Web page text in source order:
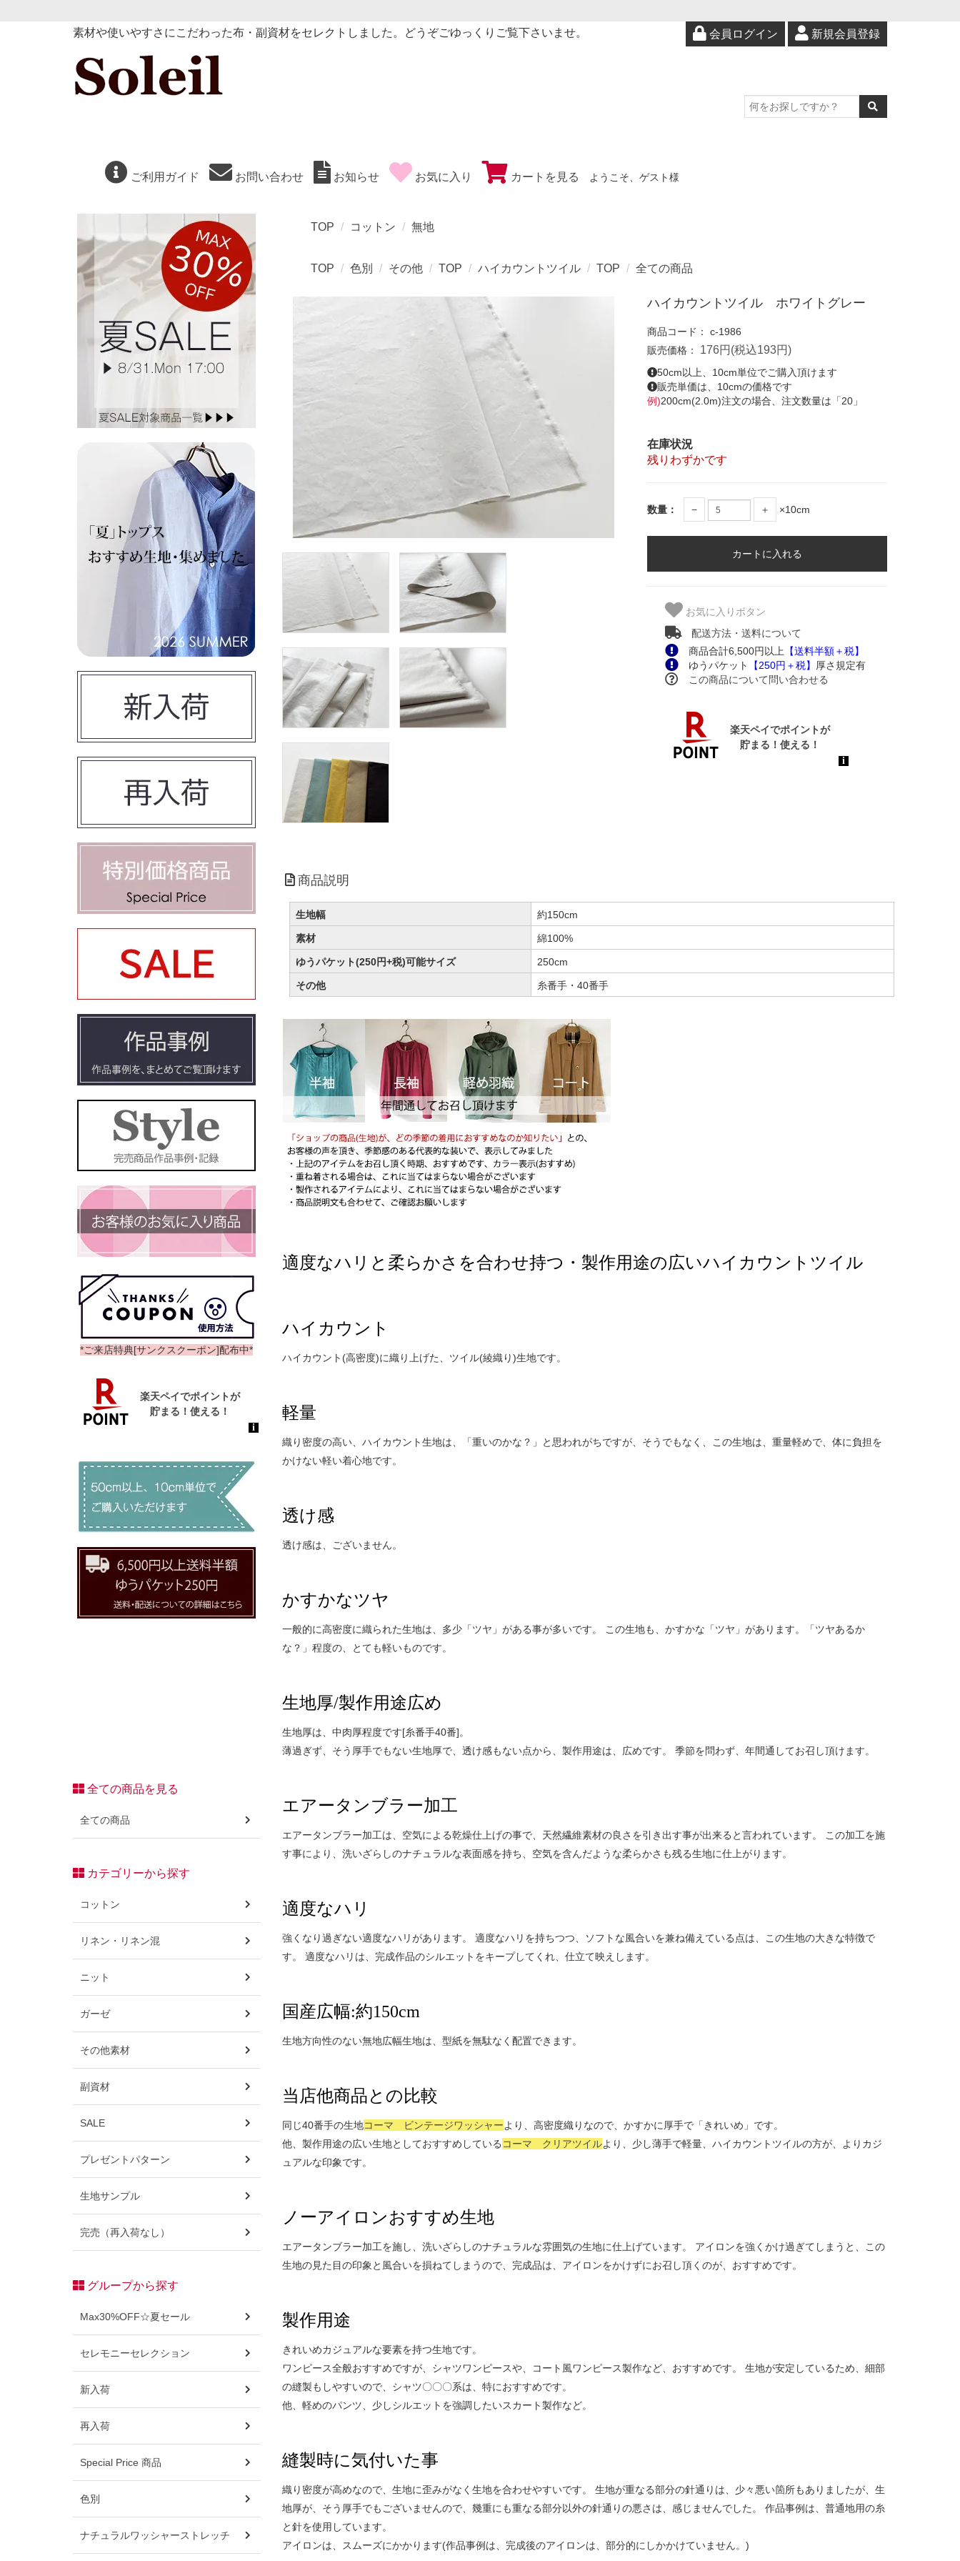
会員ログイン 新規会員登録
素材や使いやすさにこだわった布・副資材をセレクトしました。どうぞごゆっくりご覧下さいませ。
ご利用ガイド お問い合わせ お知らせ お気に入り カートを見る ようこそ、ゲスト様
TOP コットン 無地
TOP 色別 その他 TOP ハイカウントツイル TOP 全ての商品
ハイカウントツイル ホワイトグレー
商品コード：
c-1986
販売価格：
176円(税込193円)
50cm以上、10cm単位でご購入頂けます
販売単価は、10cmの価格です
例)200cm(2.0m)注文の場合、注文数量は「20」
在庫状況
残りわずかです
数量： − ＋ ×10cm
お気に入りボタン
配送方法・送料について
商品合計6,500円以上
【送料半額＋税】
ゆうパケット
【250円＋税】
厚さ規定有
この商品について問い合わせる
商品説明
生地幅 約150cm
素材 綿100%
ゆうパケット(250円+税)可能サイズ 250cm
その他 糸番手・40番手
適度なハリと柔らかさを合わせ持つ・製作用途の広いハイカウントツイル
ハイカウント
ハイカウント(高密度)に織り上げた、ツイル(綾織り)生地です。
軽量
織り密度の高い、ハイカウント生地は、「重いのかな？」と思われがちですが、そうでもなく、この生地は、重量軽めで、体に負担を
かけない軽い着心地です。
透け感
透け感は、ございません。
かすかなツヤ
一般的に高密度に織られた生地は、多少「ツヤ」がある事が多いです。 この生地も、かすかな「ツヤ」があります。「ツヤあるか
な？」程度の、とても軽いものです。
生地厚/製作用途広め
生地厚は、中肉厚程度です[糸番手40番]。
薄過ぎず、そう厚手でもない生地厚で、透け感もない点から、製作用途は、広めです。 季節を問わず、年間通してお召し頂けます。
エアータンブラー加工
エアータンブラー加工は、空気による乾燥仕上げの事で、天然繊維素材の良さを引き出す事が出来ると言われています。 この加工を施
す事により、洗いざらしのナチュラルな表面感を持ち、空気を含んだような柔らかさも残る生地に仕上がります。
適度なハリ
強くなり過ぎない適度なハリがあります。 適度なハリを持ちつつ、ソフトな風合いを兼ね備えている点は、この生地の大きな特徴で
す。 適度なハリは、完成作品のシルエットをキープしてくれ、仕立て映えします。
国産広幅:約150cm
生地方向性のない無地広幅生地は、型紙を無駄なく配置できます。
当店他商品との比較
同じ40番手の生地コーマ ビンテージワッシャーより、高密度織りなので、かすかに厚手で「きれいめ」です。
他、製作用途の広い生地としておすすめしている コーマ クリアツイルより、少し薄手で軽量、ハイカウントツイルの方が、よりカジ
ュアルな印象です。
ノーアイロンおすすめ生地
エアータンブラー加工を施し、洗いざらしのナチュラルな雰囲気の生地に仕上げています。 アイロンを強くかけ過ぎてしまうと、この
生地の見た目の印象と風合いを損ねてしまうので、完成品は、アイロンをかけずにお召し頂くのが、おすすめです。
製作用途
きれいめカジュアルな要素を持つ生地です。
ワンピース全般おすすめですが、シャツワンピースや、コート風ワンピース製作など、おすすめです。 生地が安定しているため、細部
の縫製もしやすいので、シャツ〇〇〇系は、特におすすめです。
他、軽めのパンツ、少しシルエットを強調したいスカート製作など。
縫製時に気付いた事
織り密度が高めなので、生地に歪みがなく生地を合わせやすいです。 生地が重なる部分の針通りは、少々悪い箇所もありましたが、生
地厚が、そう厚手でもございませんので、幾重にも重なる部分以外の針通りの悪さは、感じませんでした。 作品事例は、普通地用の糸
と針を使用しています。
アイロンは、スムーズにかかります(作品事例は、完成後のアイロンは、部分的にしかかけていません。)
*ご来店特典[サンクスクーポン]配布中*
全ての商品を見る
全ての商品
カテゴリーから探す
コットン
リネン・リネン混
ニット
ガーゼ
その他素材
副資材
SALE
プレゼントパターン
生地サンプル
完売（再入荷なし）
グループから探す
Max30%OFF☆夏セール
セレモニーセレクション
新入荷
再入荷
Special Price 商品
色別
ナチュラルワッシャーストレッチ